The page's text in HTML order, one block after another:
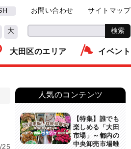
お問い合わせ サイトマップ
大
大田区のエリア イベント
25
人気のコンテンツ
【特集】誰でも
楽しめる「大田
市場」～都内の
中央卸売市場唯